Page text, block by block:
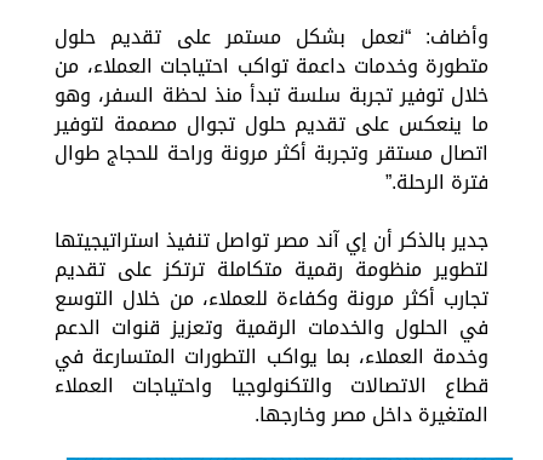
وأضاف: “نعمل بشكل مستمر على تقديم حلول
متطورة وخدمات داعمة تواكب احتياجات العملاء، من
خلال توفير تجربة سلسة تبدأ منذ لحظة السفر، وهو
ما ينعكس على تقديم حلول تجوال مصممة لتوفير
اتصال مستقر وتجربة أكثر مرونة وراحة للحجاج طوال
فترة الرحلة.”
جدير بالذكر أن إي آند مصر تواصل تنفيذ استراتيجيتها
لتطوير منظومة رقمية متكاملة ترتكز على تقديم
تجارب أكثر مرونة وكفاءة للعملاء، من خلال التوسع
في الحلول والخدمات الرقمية وتعزيز قنوات الدعم
وخدمة العملاء، بما يواكب التطورات المتسارعة في
قطاع الاتصالات والتكنولوجيا واحتياجات العملاء
المتغيرة داخل مصر وخارجها.